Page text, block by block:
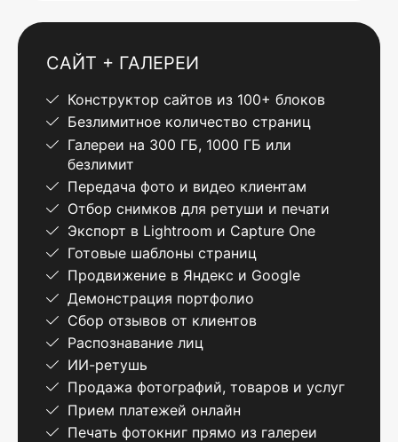
САЙТ + ГАЛЕРЕИ
Конструктор сайтов из 100+ блоков
Безлимитное количество страниц
Галереи на 300 ГБ, 1000 ГБ или
безлимит
Передача фото и видео клиентам
Отбор снимков для ретуши и печати
Экспорт в Lightroom и Capture One
Готовые шаблоны страниц
Продвижение в Яндекс и Google
Демонстрация портфолио
Сбор отзывов от клиентов
Распознавание лиц
ИИ-ретушь
Продажа фотографий, товаров и услуг
Прием платежей онлайн
Печать фотокниг прямо из галереи